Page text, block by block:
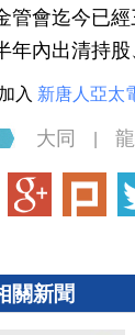
管會迄今已
年內出清持股
入 新唐人亞太
大同
關新聞